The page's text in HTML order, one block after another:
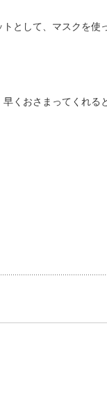
として、マスクを使
くおさまってくれる